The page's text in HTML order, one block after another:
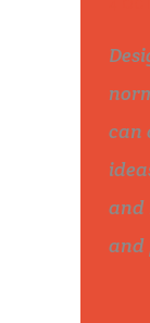
can
and
and